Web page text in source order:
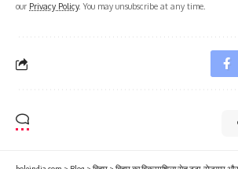
our Privacy Policy. You may unsubscribe at any time.